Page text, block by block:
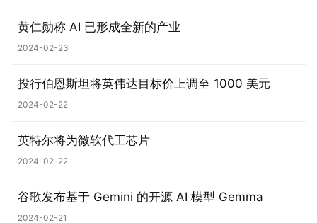
苹
果
关
于
黄仁勋称 AI 已形成全新的产业
2024-02-23
投行伯恩斯坦将英伟达目标价上调至 1000 美元
2024-02-22
英特尔将为微软代工芯片
2024-02-22
谷歌发布基于 Gemini 的开源 AI 模型 Gemma
2024-02-21